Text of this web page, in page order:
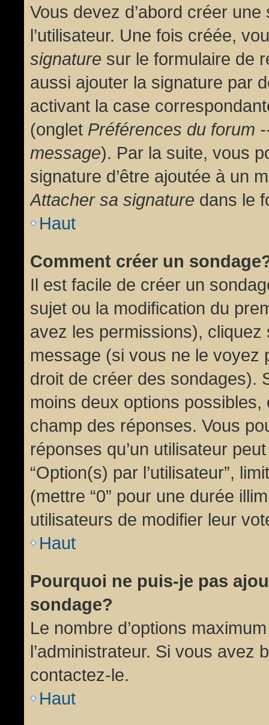
Vous devez d’abord créer
l’utilisateur. Une fois créée,
signature sur le formulaire de
aussi ajouter la signature par
activant la case
(onglet Préférences du forum
message). Par la suite, vous
signature d’être ajoutée à un
Attacher sa signature dans le
Haut
Comment créer un
Il est facile de créer un
sujet ou la modification du
avez les permissions), cliquez
message (si vous ne le voyez
droit de créer des sondages).
moins deux options
champ des réponses. Vous
réponses qu’un utilisateur
“Option(s) par l’utilisateur”,
(mettre “0” pour une durée
utilisateurs de modifier leur
Haut
Pourquoi ne puis-je pas
sondage?
Le nombre d’options
l’administrateur. Si vous avez
contactez-le.
Haut